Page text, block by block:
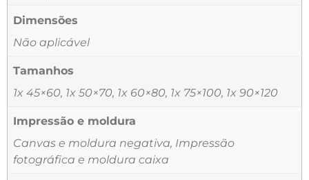
Dimensões
Não aplicável
Tamanhos
1x 45×60, 1x 50×70, 1x 60×80, 1x 75×100, 1x 90×120
Impressão e moldura
Canvas e moldura negativa, Impressão
fotográfica e moldura caixa